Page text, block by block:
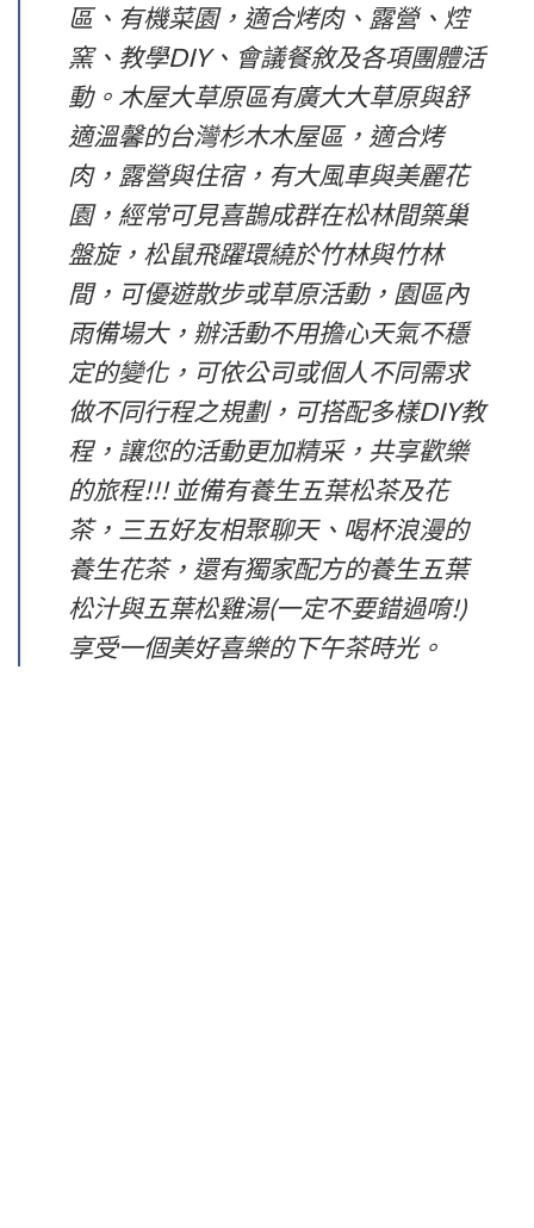
區、有機菜園，適合烤肉、露營、焢
窯、教學DIY、會議餐敘及各項團體活
動。木屋大草原區有廣大大草原與舒
適溫馨的台灣杉木木屋區，適合烤
肉，露營與住宿，有大風車與美麗花
園，經常可見喜鵲成群在松林間築巢
盤旋，松鼠飛躍環繞於竹林與竹林
間，可優遊散步或草原活動，園區內
雨備場大，辦活動不用擔心天氣不穩
定的變化，可依公司或個人不同需求
做不同行程之規劃，可搭配多樣DIY教
程，讓您的活動更加精采，共享歡樂
的旅程!!! 並備有養生五葉松茶及花
茶，三五好友相聚聊天、喝杯浪漫的
養生花茶，還有獨家配方的養生五葉
松汁與五葉松雞湯(一定不要錯過唷!)
享受一個美好喜樂的下午茶時光。